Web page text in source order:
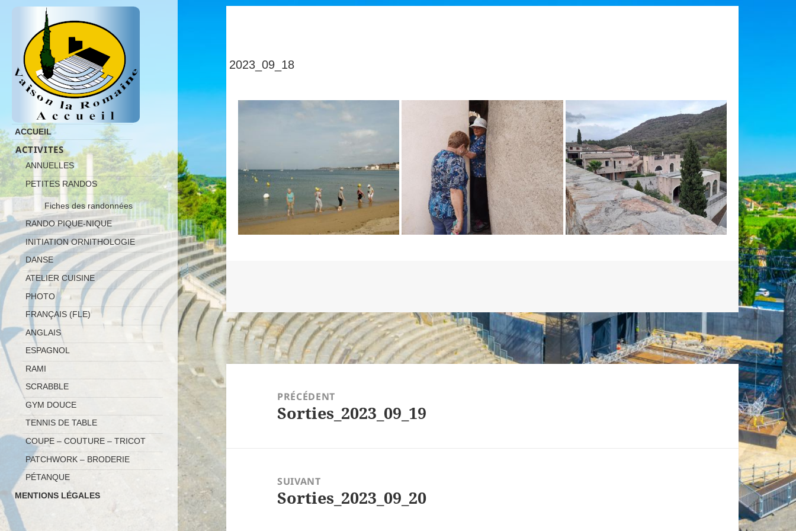
ACCUEIL
ACTIVITES
ANNUELLES
PETITES RANDOS
Fiches des randonnées
RANDO PIQUE-NIQUE
INITIATION ORNITHOLOGIE
DANSE
ATELIER CUISINE
PHOTO
FRANÇAIS (FLE)
ANGLAIS
ESPAGNOL
RAMI
SCRABBLE
GYM DOUCE
TENNIS DE TABLE
COUPE – COUTURE – TRICOT
PATCHWORK – BRODERIE
PÉTANQUE
MENTIONS LÉGALES
2023_09_18
de
PRÉCÉDENT
Article
Sorties_2023_09_19
SUIVANT
Article
Sorties_2023_09_20